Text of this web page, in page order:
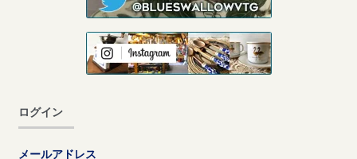
ログイン
メールアドレス